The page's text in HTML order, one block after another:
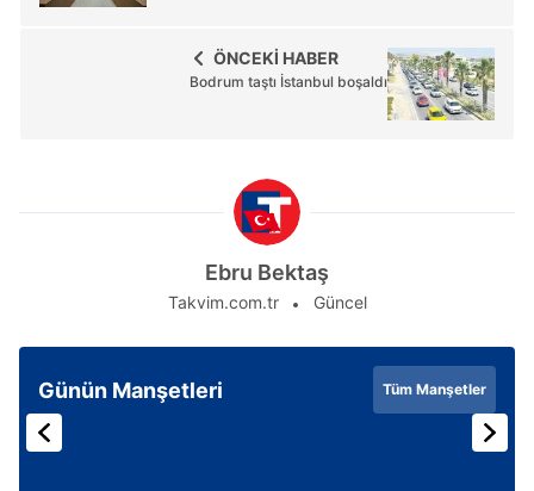
ÖNCEKİ HABER
Bodrum taştı İstanbul boşaldı
Ebru Bektaş
Takvim.com.tr Güncel
Günün Manşetleri Tüm Manşetler